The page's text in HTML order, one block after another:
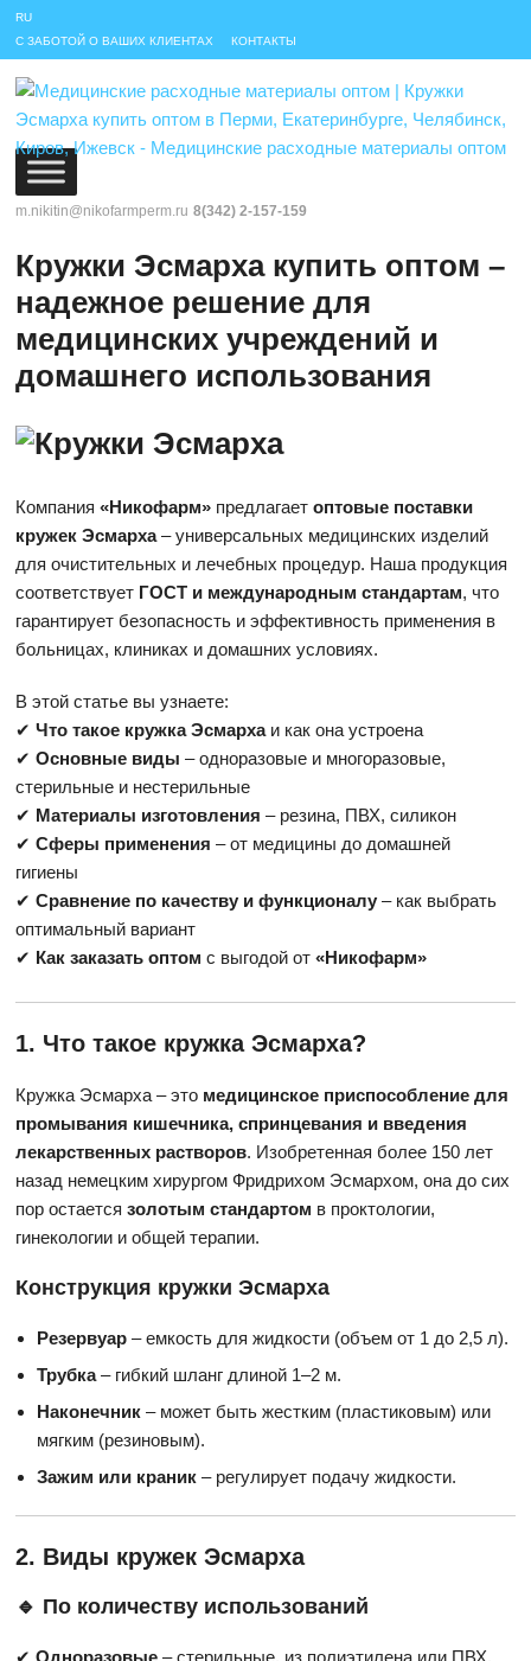
RU
С ЗАБОТОЙ О ВАШИХ КЛИЕНТАХ
КОНТАКТЫ
m.nikitin@nikofarmperm.ru 8(342) 2-157-159
Кружки Эсмарха купить оптом –
надежное решение для
медицинских учреждений и
домашнего использования
Компания«Никофарм» предлагаетоптовые поставки
кружек Эсмарха– универсальных медицинских изделий
для очистительных и лечебных процедур. Наша продукция
соответствует ГОСТ и международным стандартам, что
гарантирует безопасность и эффективность применения в
больницах, клиниках и домашних условиях.
В этой статье вы узнаете:
✔Что такое кружка Эсмархаи как она устроена
✔Основные виды – одноразовые и многоразовые,
стерильные и нестерильные
✔ Материалы изготовления – резина, ПВХ, силикон
✔Сферы применения – от медицины до домашней
гигиены
✔Сравнение по качеству и функционалу – как выбрать
оптимальный вариант
✔ Как заказать оптом с выгодой от«Никофарм»
1. Что такое кружка Эсмарха?
Кружка Эсмарха – это медицинское приспособление для
промывания кишечника, спринцевания и введения
лекарственных растворов. Изобретенная более 150 лет
назад немецким хирургом Фридрихом Эсмархом, она до сих
пор остаетсязолотым стандартом в проктологии,
гинекологии и общей терапии.
Конструкция кружки Эсмарха
Резервуар – емкость для жидкости (объем от 1 до 2,5 л).
Трубка– гибкий шланг длиной 1–2 м.
Наконечник – может быть жестким (пластиковым) или
мягким (резиновым).
Зажим или краник – регулирует подачу жидкости.
2. Виды кружек Эсмарха
🔹 По количеству использований
✔Одноразовые – стерильные, из полиэтилена или ПВХ.